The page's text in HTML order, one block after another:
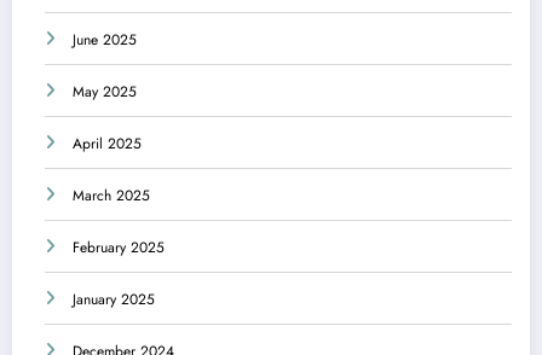
June 2025
May 2025
April 2025
March 2025
February 2025
January 2025